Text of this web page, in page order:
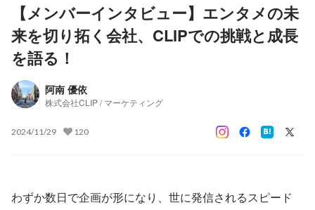
【メンバーインタビュー】エンタメの未
来を切り拓く会社、CLIPでの挑戦と成長
を語る！
阿南 優依
株式会社CLIP / マーケティング
2024/11/29 120
わずか数日で企画が形になり、世に発信されるスピード